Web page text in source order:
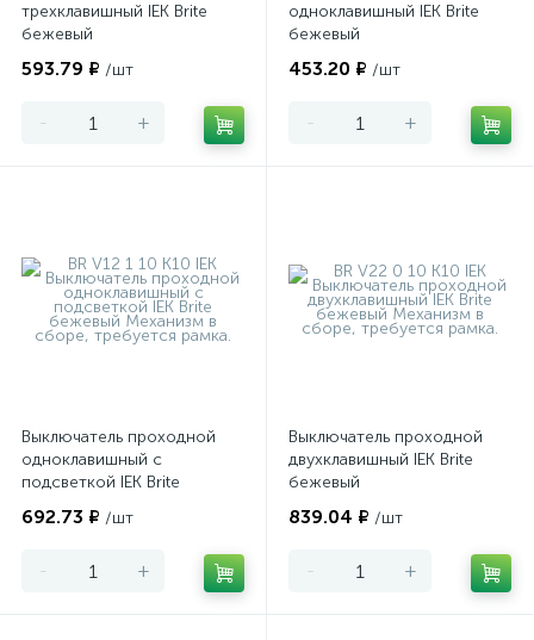
трехклавишный IEK Brite
бежевый
593.79 ₽ /шт
- +
одноклавишный IEK Brite
бежевый
453.20 ₽ /шт
- +
Выключатель проходной
одноклавишный с
подсветкой IEK Brite
692.73 ₽ /шт
- +
Выключатель проходной
двухклавишный IEK Brite
бежевый
839.04 ₽ /шт
- +